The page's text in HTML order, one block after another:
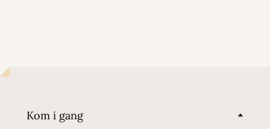
Kom i gang